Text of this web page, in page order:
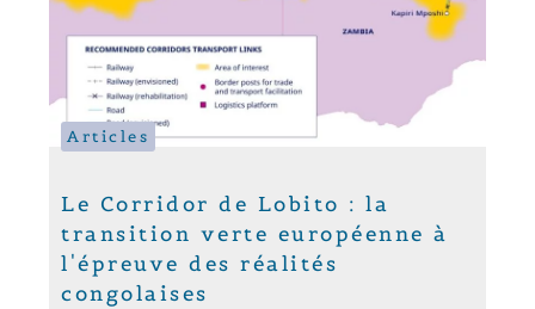
Articles
Le Corridor de Lobito : la
transition verte européenne à
l'épreuve des réalités
congolaises